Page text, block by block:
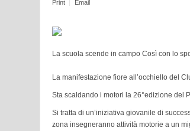
Print Email
La scuola scende in campo Così con lo
La manifestazione fiore all’occhiello del
Sta scaldando i motori la 26°edizione del
Si tratta di un’iniziativa giovanile di
zona insegneranno attività motorie a un